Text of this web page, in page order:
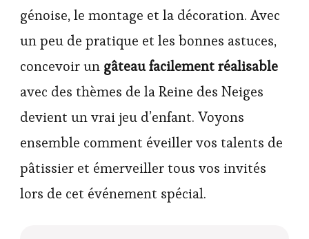
génoise, le montage et la décoration. Avec
un peu de pratique et les bonnes astuces,
concevoir un gâteau facilement réalisable
avec des thèmes de la Reine des Neiges
devient un vrai jeu d’enfant. Voyons
ensemble comment éveiller vos talents de
pâtissier et émerveiller tous vos invités
lors de cet événement spécial.